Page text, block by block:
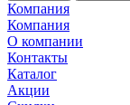
Компания
Компания
О компании
Контакты
Каталог
Акции